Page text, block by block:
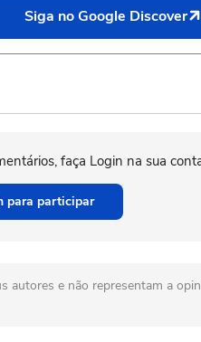
Siga no Google Discover
faça Login na sua
para participar
autores e não representam a